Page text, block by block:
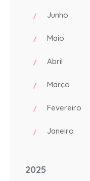
Junho
Maio
Abril
Março
Fevereiro
Janeiro
2025